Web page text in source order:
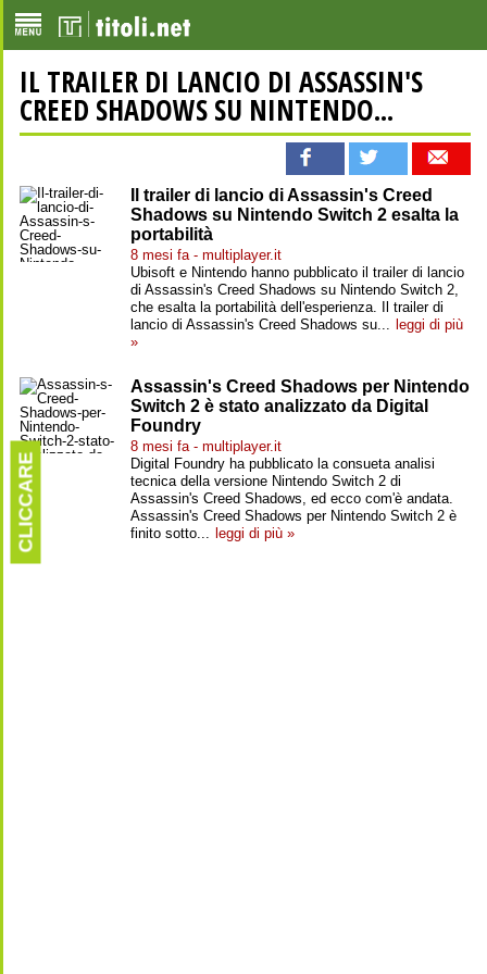
IL TRAILER DI LANCIO DI ASSASSIN'S
CREED SHADOWS SU NINTENDO...
Il trailer di lancio di Assassin's Creed
Shadows su Nintendo Switch 2 esalta la
portabilità
8 mesi fa - multiplayer.it
Ubisoft e Nintendo hanno pubblicato il trailer di lancio
di Assassin's Creed Shadows su Nintendo Switch 2,
che esalta la portabilità dell'esperienza. Il trailer di
lancio di Assassin's Creed Shadows su... leggi di più
»
Assassin's Creed Shadows per Nintendo
Switch 2 è stato analizzato da Digital
Foundry
8 mesi fa - multiplayer.it
Digital Foundry ha pubblicato la consueta analisi
tecnica della versione Nintendo Switch 2 di
Assassin's Creed Shadows, ed ecco com'è andata.
Assassin's Creed Shadows per Nintendo Switch 2 è
finito sotto... leggi di più »
CLICCARE